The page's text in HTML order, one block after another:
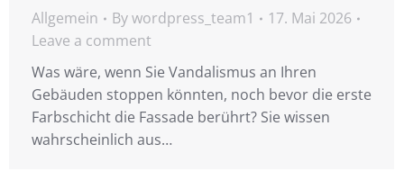
Allgemein Bywordpress_team1
17. Mai 2026
Leave a comment
Was wäre, wenn Sie Vandalismus an Ihren
Gebäuden stoppen könnten, noch bevor die erste
Farbschicht die Fassade berührt? Sie wissen
wahrscheinlich aus…